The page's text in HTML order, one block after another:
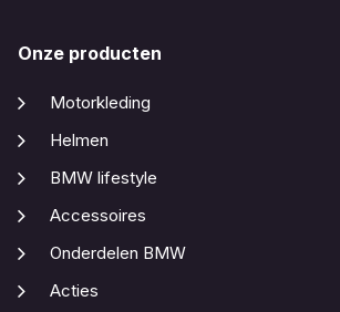
Onze producten
Motorkleding
Helmen
BMW lifestyle
Accessoires
Onderdelen BMW
Acties